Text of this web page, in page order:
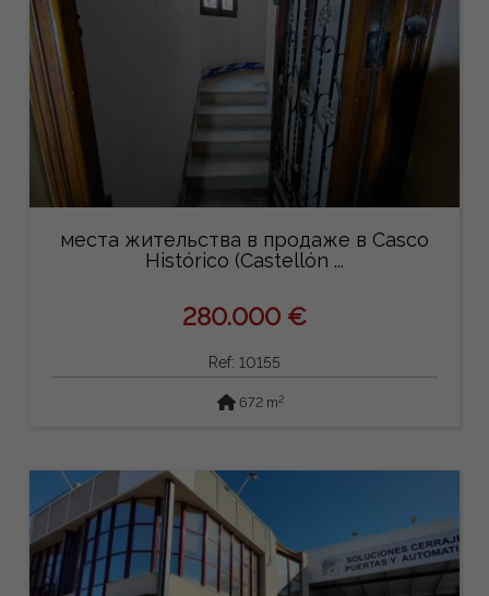
места жительства в продаже в Casco
Histórico (Castellón ...
280.000 €
Ref: 10155
672 m2